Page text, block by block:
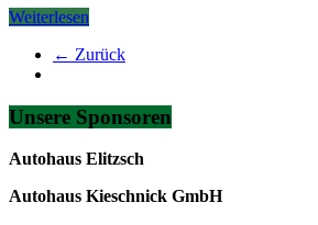
Weiterlesen
← Zurück
Unsere Sponsoren
Autohaus Elitzsch
Autohaus Kieschnick GmbH